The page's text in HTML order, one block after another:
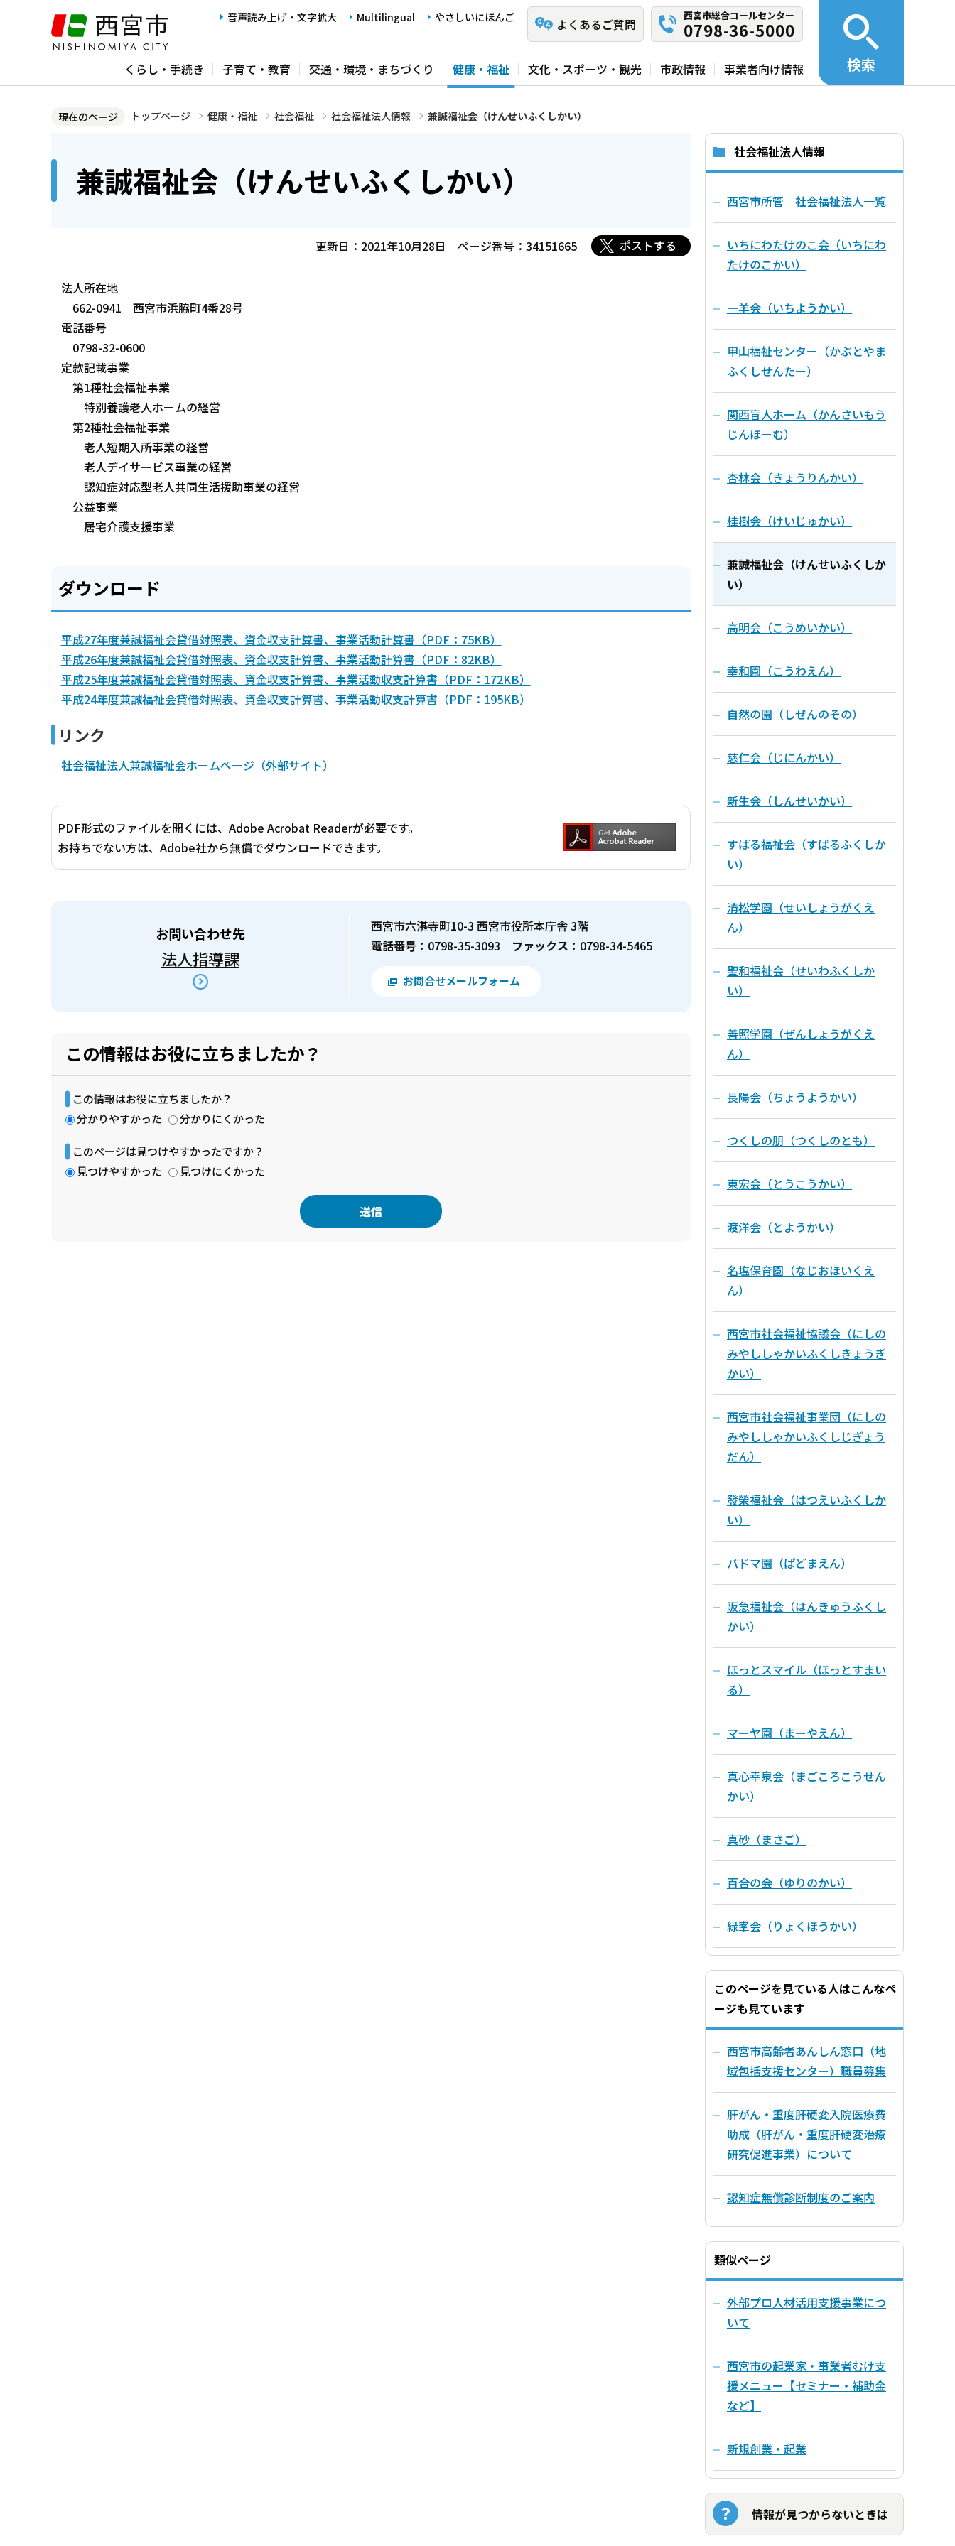
ジ
音声読み上げ・文字拡大 Multilingual やさしいにほんご よくあるご質問
西宮市総合コールセンター
0798-36-5000
くらし・手続き 子育て・教育 交通・環境・まちづくり 健康・福祉 文化・スポーツ・観光 市政情報 事業者向け情報 検索
現在のページ トップページ 健康・福祉 社会福祉 社会福祉法人情報 兼誠福祉会（けんせいふくしかい）
兼誠福祉会（けんせいふくしかい）
更新日：2021年10月28日 ページ番号：34151665 ポストする
法人所在地
662-0941 西宮市浜脇町4番28号
電話番号
0798-32-0600
定款記載事業
第1種社会福祉事業
特別養護老人ホームの経営
第2種社会福祉事業
老人短期入所事業の経営
老人デイサービス事業の経営
認知症対応型老人共同生活援助事業の経営
公益事業
居宅介護支援事業
ダウンロード
平成27年度兼誠福祉会貸借対照表、資金収支計算書、事業活動計算書（PDF：75KB）
平成26年度兼誠福祉会貸借対照表、資金収支計算書、事業活動計算書（PDF：82KB）
平成25年度兼誠福祉会貸借対照表、資金収支計算書、事業活動収支計算書（PDF：172KB）
平成24年度兼誠福祉会貸借対照表、資金収支計算書、事業活動収支計算書（PDF：195KB）
リンク
社会福祉法人兼誠福祉会ホームページ（外部サイト）
PDF形式のファイルを開くには、Adobe Acrobat Readerが必要です。
お持ちでない方は、Adobe社から無償でダウンロードできます。
お問い合わせ先
法人指導課
西宮市六湛寺町10-3 西宮市役所本庁舎 3階
電話番号： 0798-35-3093 ファックス： 0798-34-5465
お問合せメールフォーム
この情報はお役に立ちましたか？
この情報はお役に立ちましたか？
分かりやすかった
分かりにくかった
このページは見つけやすかったですか？
見つけやすかった
見つけにくかった
社会福祉法人情報
西宮市所管 社会福祉法人一覧
いちにわたけのこ会（いちにわ
たけのこかい）
一羊会（いちようかい）
甲山福祉センター（かぶとやま
ふくしせんたー）
関西盲人ホーム（かんさいもう
じんほーむ）
杏林会（きょうりんかい）
桂樹会（けいじゅかい）
兼誠福祉会（けんせいふくしか
い）
高明会（こうめいかい）
幸和園（こうわえん）
自然の園（しぜんのその）
慈仁会（じにんかい）
新生会（しんせいかい）
すばる福祉会（すばるふくしか
い）
清松学園（せいしょうがくえ
ん）
聖和福祉会（せいわふくしか
い）
善照学園（ぜんしょうがくえ
ん）
長陽会（ちょうようかい）
つくしの朋（つくしのとも）
東宏会（とうこうかい）
渡洋会（とようかい）
名塩保育園（なじおほいくえ
ん）
西宮市社会福祉協議会（にしの
みやししゃかいふくしきょうぎ
かい）
西宮市社会福祉事業団（にしの
みやししゃかいふくしじぎょう
だん）
發榮福祉会（はつえいふくしか
い）
パドマ園（ぱどまえん）
阪急福祉会（はんきゅうふくし
かい）
ほっとスマイル（ほっとすまい
る）
マーヤ園（まーやえん）
真心幸泉会（まごころこうせん
かい）
真砂（まさご）
百合の会（ゆりのかい）
緑峯会（りょくほうかい）
このページを見ている人はこんなペ
ージも見ています
西宮市高齢者あんしん窓口（地
域包括支援センター）職員募集
肝がん・重度肝硬変入院医療費
助成（肝がん・重度肝硬変治療
研究促進事業）について
認知症無償診断制度のご案内
類似ページ
外部プロ人材活用支援事業につ
いて
西宮市の起業家・事業者むけ支
援メニュー【セミナー・補助金
など】
新規創業・起業
情報が見つからないときは